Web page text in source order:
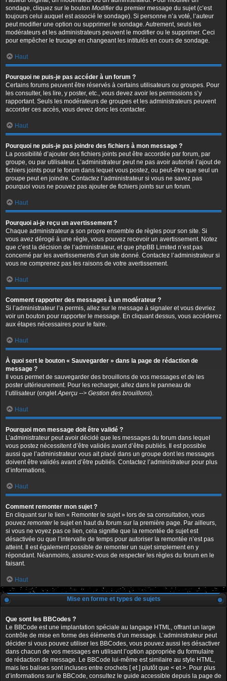
sondage, cliquez sur le bouton Modifierdu premier message du sujet (c’est
toujours celui auquel est associé le sondage). Si personne n’a voté, l’auteur
peut modifier une option ou supprimer le sondage. Autrement, seuls les
modérateurs et les administrateurs peuvent le modifier ou le supprimer. Ceci
pour empêcher le trucage en changeant les intitulés en cours de sondage.
Haut
Pourquoi ne puis-je pas accéder à un forum ?
Certains forums peuvent être réservés à certains utilisateurs ou groupes. Pour
les consulter, les lire, y poster, etc., vous devez avoir les permissions s’y
rapportant. Seuls les modérateurs de groupes et les administrateurs peuvent
accorder ces accès, vous devez donc les contacter.
Haut
Pourquoi ne puis-je pas joindre des fichiers à mon message ?
La possibilité d’ajouter des fichiers joints peut être accordée par forum, par
groupe, ou par utilisateur. L’administrateur peut ne pas avoir autorisé l’ajout de
fichiers joints pour le forum dans lequel vous postez, ou peut-être que seul un
groupe peut en joindre. Contactez l’administrateur si vous ne savez pas
pourquoi vous ne pouvez pas ajouter de fichiers joints sur un forum.
Haut
Pourquoi ai-je reçu un avertissement ?
Chaque administrateur a son propre ensemble de règles pour son site. Si
vous avez dérogé à une règle, vous pouvez recevoir un avertissement. Notez
que c’est la décision de l’administrateur, et que phpBB Limited n’est pas
concerné par les avertissements d’un site donné. Contactez l’administrateur si
vous ne comprenez pas les raisons de votre avertissement.
Haut
Comment rapporter des messages à un modérateur ?
Si l’administrateur l’a permis, allez sur le message à signaler et vous devriez
voir un bouton pour rapporter le message. En cliquant dessus, vous accéderez
aux étapes nécessaires pour le faire.
Haut
À quoi sert le bouton « Sauvegarder » dans la page de rédaction de
message ?
Il vous permet de sauvegarder des brouillons de vos messages et de les
poster ultérieurement. Pour les recharger, allez dans le panneau de
l’utilisateur (ongletAperçu --> Gestion des brouillons).
Haut
Pourquoi mon message doit être validé ?
L’administrateur peut avoir décidé que les messages du forum dans lequel
vous postez nécessitent d’être validés avant d’être publiés. Il est possible
aussi que l’administrateur vous ait placé dans un groupe dont les messages
doivent être validés avant d’être publiés. Contactez l’administrateur pour plus
d’informations.
Haut
Comment remonter mon sujet ?
En cliquant sur le lien « Remonter le sujet » lors de sa consultation, vous
pouvez remonterle sujet en haut du forum sur la première page. Par ailleurs,
si vous ne voyez pas ce lien, cela signifie que la remontée de sujet est
désactivée ou que l’intervalle de temps pour autoriser la remontée n’est pas
atteint. Il est également possible de remonter un sujet simplement en y
répondant. Néanmoins, assurez-vous de respecter les règles du forum en le
faisant.
Haut
Mise en forme et types de sujets
Que sont les BBCodes ?
Le BBCode est une implantation spéciale au langage HTML, offrant un large
contrôle de mise en forme des éléments d’un message. L’administrateur peut
décider si vous pouvez utiliser les BBCodes, vous pouvez aussi les désactiver
dans chacun de vos messages en utilisant l’option appropriée du formulaire
de rédaction de message. Le BBCode lui-même est similaire au style HTML,
mais les balises sont incluses entre crochets [ et ] plutôt que < et >. Pour plus
d’informations sur le BBCode, consultez le guide accessible depuis la page de